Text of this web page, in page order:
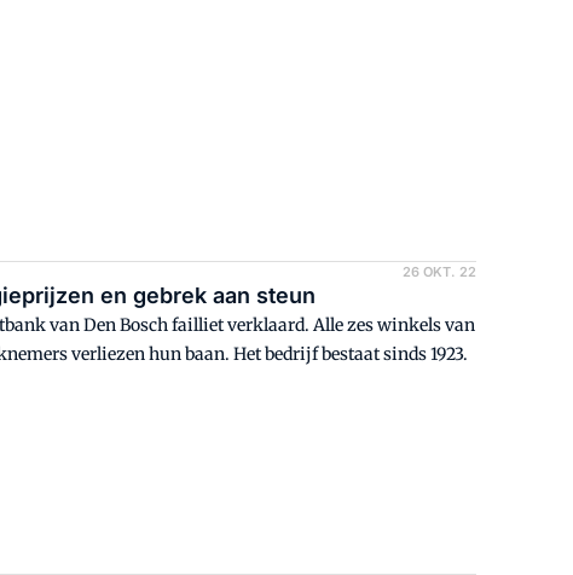
26 OKT. 22
en gebrek aan steun
van Den Bosch failliet verklaard. Alle zes winkels van
verliezen hun baan. Het bedrijf bestaat sinds 1923.